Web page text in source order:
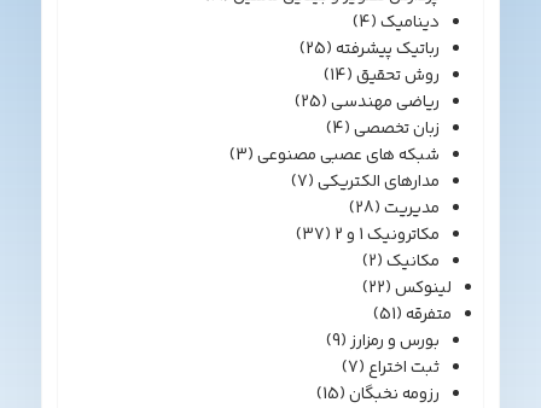
دینامیک(4)
رباتیک پیشرفته(25)
روش تحقیق(14)
ریاضی مهندسی(25)
زبان تخصصی(4)
شبکه های عصبی مصنوعی(3)
مدارهای الکتریکی(7)
مدیریت(28)
مکاترونیک 1 و 2
(37)
مکانیک(2)
لینوکس(22)
متفرقه(51)
بورس و رمزارز(9)
ثبت اختراع(7)
رزومه نخبگان(15)